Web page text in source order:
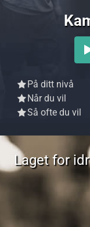
På ditt nivå
Når du vil
Så ofte du vil
Laget for